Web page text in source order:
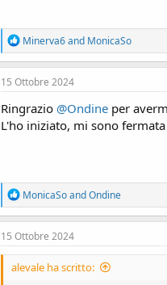
R
e
a
c
i
o
n
Minerva6and MonicaSo
15 Ottobre 2024
Ringrazio @Ondine per
L'ho iniziato, mi sono
R
e
a
c
o
MonicaSoandOndine
15 Ottobre 2024
alevale ha scritto: